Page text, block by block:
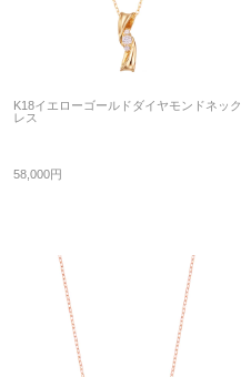
K18イエローゴールドダイヤモンドネック
レス
58,000円